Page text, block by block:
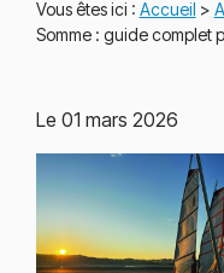
Vous êtes ici : Accueil >
Somme : guide complet
Le 01 mars 2026